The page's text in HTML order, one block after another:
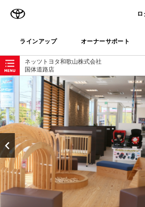
ラインアップ オーナーサポート
ネッツトヨタ和歌山株式会社
国体道路店
ローカルナビゲーション